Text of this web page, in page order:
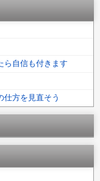
ら自信も付きます
仕方を見直そう